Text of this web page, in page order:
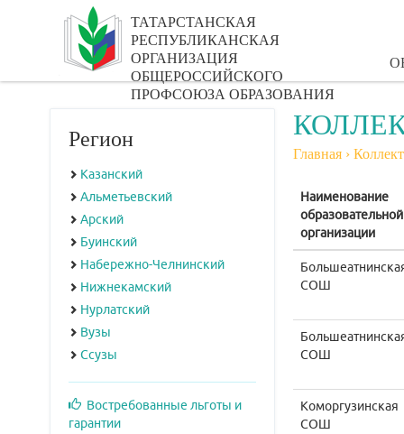
ТАТАРСТАНСКАЯ
РЕСПУБЛИКАНСКАЯ
ОРГАНИЗАЦИЯ
ОБЩЕРОССИЙСКОГО
ПРОФСОЮЗА ОБРАЗОВАНИЯ
Регион
Казанский
Альметьевский
Арский
Буинский
Набережно-Челнинский
Нижнекамский
Нурлатский
Вузы
Ссузы
Востребованные льготы и
гарантии
Главная ›
Наименование
образовательной
организации
СОШ
СОШ
Коморгузинская
СОШ